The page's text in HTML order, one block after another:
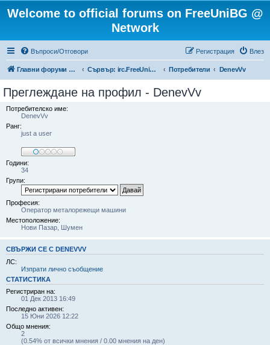
Welcome to official forums on FreeUniBG @
Network
Въпроси/Отговори Влез
Регистрация
Главни форуми на FreeUniBG.eu Сървър: irc.FreeUniBG.eu Потребители DenevVv
Преглеждане на профил - DenevVv
Потребителско име:
DenevVv
Ранг:
just a user
Години:
34
Групи:
Професия:
Оператор металорежещи машини
Местоположение:
Нови Пазар, Шумен
СВЪРЖИ СЕ С DENEVVV
ЛС:
Изпрати лично съобщение
СТАТИСТИКА
Регистриран на:
01 Дек 2013 16:49
Последно активен:
15 Юни 2026 12:22
Общо мнения:
2
(0.54% от всички мнения / 0.00 мнения на ден)